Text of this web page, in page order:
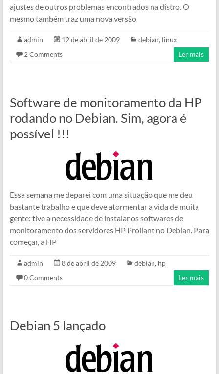
ajustes de outros problemas encontrados na distro. O
mesmo também traz uma nova versão
admin 12 de abril de 2009 debian, linux
2 Comments
Ler mais
Software de monitoramento da HP
rodando no Debian. Sim, agora é
possível !!!
Essa semana me deparei com uma situação que me deu
bastante trabalho e que deve atormentar a vida de muita
gente: tive a necessidade de instalar os softwares de
monitoramento dos servidores HP Proliant no Debian. Para
começar, a HP
admin 8 de abril de 2009 debian, hp
0 Comments
Ler mais
Debian 5 lançado